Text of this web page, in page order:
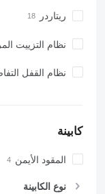
ريتاردر
نظام التزييت
نظام القفل
كابينة
المقود الأيمن
نوع الكابينة